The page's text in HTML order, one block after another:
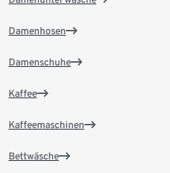
Damenhosen
Damenschuhe
Kaffee
Kaffeemaschinen
Bettwäsche